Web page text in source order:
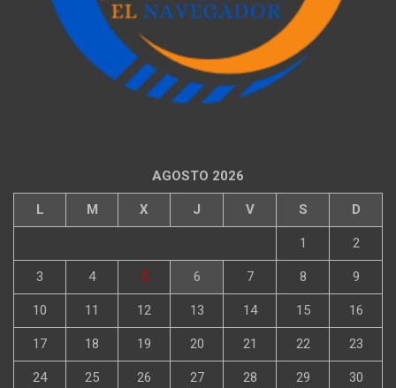
AGOSTO 2026
L M X J V S D
1 2
3 4 5 6 7 8 9
10 11 12 13 14 15 16
17 18 19 20 21 22 23
24 25 26 27 28 29 30